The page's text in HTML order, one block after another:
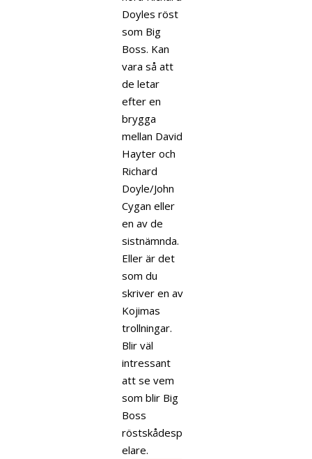
Doyles röst
som Big
Boss. Kan
vara så att
de letar
efter en
brygga
mellan David
Hayter och
Richard
Doyle/John
Cygan eller
en av de
sistnämnda.
Eller är det
som du
skriver en av
Kojimas
trollningar.
Blir väl
intressant
att se vem
som blir Big
Boss
röstskådesp
elare.